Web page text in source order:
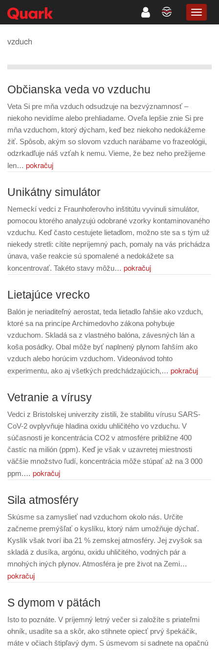
vzduch
Občianska veda vo vzduchu
Veta Si pre mňa vzduch odsudzuje na bezvýznamnosť –
niekoho nevidíme alebo prehliadame. Oveľa lepšie znie Si pre
mňa vzduchom, ktorý dýcham, keď bez niekoho nedokážeme
žiť. Spôsob, akým so slovom vzduch narábame vo frazeológii,
odzrkadľuje náš vzťah k nemu. Vieme, že bez neho prežijeme
len… pokračuj
Unikátny simulátor
Nemeckí vedci z Fraunhoferovho inštitútu vyvinuli simulátor,
pomocou ktorého analyzujú odobrané vzorky kontaminovaného
vzduchu. Keď často cestujete lietadlom, možno ste sa s tým už
niekedy stretli: cítite nepríjemný pach, pomaly na vás prichádza
únava, vaše reakcie sú spomalené a nedokážete sa
koncentrovať. Takéto stavy môžu… pokračuj
Lietajúce vrecko
Balón je neriaditeľný aerostat, teda lietadlo ľahšie ako vzduch,
ktoré sa na princípe Archimedovho zákona pohybuje
vzduchom. Skladá sa z vlastného balóna, závesných lán a
koša posádky. Obal môže byť naplnený plynom ľahším ako
vzduch alebo horúcim vzduchom. Videonávod tohto
experimentu, ako aj všetkých predchádzajúcich,… pokračuj
Vetranie a vírusy
Vedci z Bristolskej univerzity zistili, že stabilitu vírusu SARS-
CoV-2 ovplyvňuje hladina oxidu uhličitého vo vzduchu. V
súčasnosti je koncentrácia CO2 v atmosfére približne 400
častíc na milión (ppm). Keď je však v uzavretej miestnosti
väčšie množstvo ľudí, koncentrácia môže stúpať až na 3 000
ppm.… pokračuj
Sila atmosféry
Skúsme sa zamyslieť nad vzduchom okolo nás. Určite
začneme premýšľať o kyslíku, ktorý nám umožňuje dýchať.
Kyslík však tvorí iba 21 % zemskej atmosféry. Jej zvyšok sa
skladá z dusíka, argónu, oxidu uhličitého, vodných pár a
mnohých iných plynov. Atmosféra je pre život na Zemi…
pokračuj
S dymom v pätách
Isto to poznáte. V príjemný letný večer si založíte s priateľmi
ohník, usadíte sa a skôr, ako stihnete opiecť prvý špekáčik,
máte v očiach štipľavý dym. S úsmevom si sadnete na opačnú